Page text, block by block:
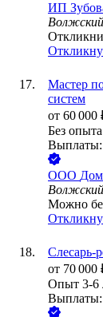
ИП
Мастер
систем
от 60 000
Без опыта
Выплаты:
ООО
Можно
Слесарь-
от 70 000
Опыт 3-6
Выплаты: